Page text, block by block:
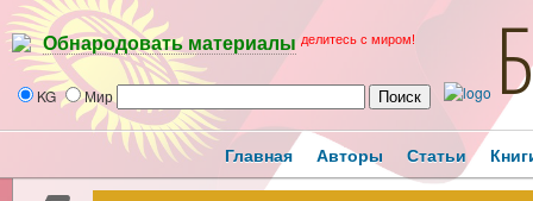
Обнародовать материалы делитесь с миром!
KG Мир
Главная Авторы Статьи